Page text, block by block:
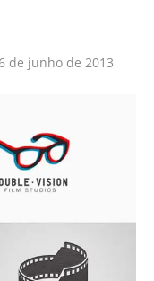
de junho de 2013